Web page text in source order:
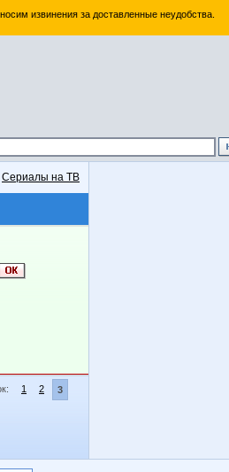
извинения за доставленные неудобства.
Сериалы на ТВ
1 2 3